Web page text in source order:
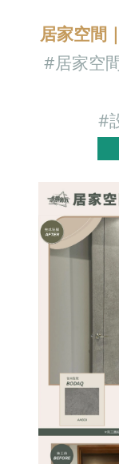
居家空間
#居家空
#